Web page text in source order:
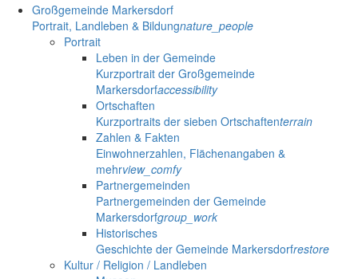
Großgemeinde Markersdorf
Portrait, Landleben & Bildungnature_people
Portrait
Leben in der Gemeinde
Kurzportrait der Großgemeinde
Markersdorfaccessibility
Ortschaften
Kurzportraits der sieben Ortschaftenterrain
Zahlen & Fakten
Einwohnerzahlen, Flächenangaben &
mehrview_comfy
Partnergemeinden
Partnergemeinden der Gemeinde
Markersdorfgroup_work
Historisches
Geschichte der Gemeinde Markersdorfrestore
Kultur / Religion / Landleben